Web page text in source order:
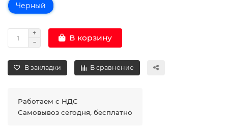
Черный
В корзину
В закладки В сравнение
Работаем с НДС
Самовывоз сегодня, бесплатно